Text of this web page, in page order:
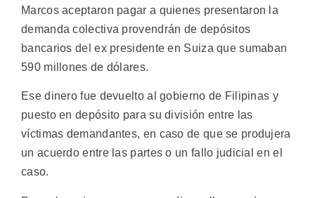
Marcos aceptaron pagar a quienes presentaron la
demanda colectiva provendrán de depósitos
bancarios del ex presidente en Suiza que sumaban
590 millones de dólares.
Ese dinero fue devuelto al gobierno de Filipinas y
puesto en depósito para su división entre las
víctimas demandantes, en caso de que se produjera
un acuerdo entre las partes o un fallo judicial en el
caso.